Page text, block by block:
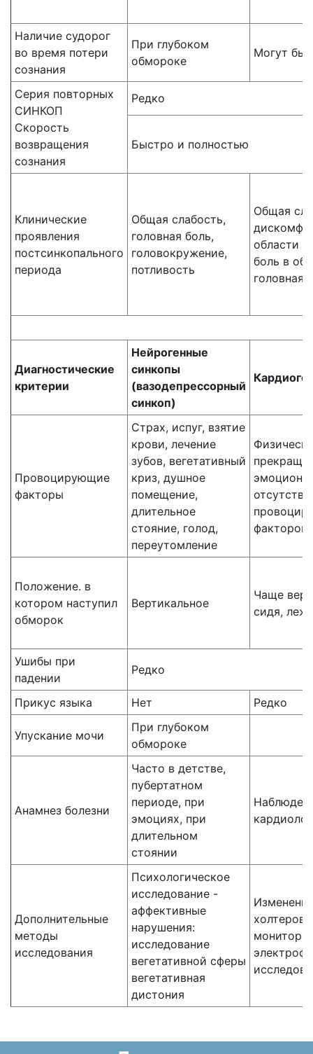
Наличие судорог
во время потери
сознания
При глубоком
обмороке
Могут
Серия повторных
СИНКОП
Скорость
возвращения
сознания
Редко
Быстро и полностью
Клинические
проявления
постсинкопального
периода
Общая слабость,
головная боль,
головокружение,
потливость
Общая
области
боль в
головная
Диагностические
критерии
Нейрогенные
синкопы
(вазодепрессорный
синкоп)
Провоцирующие
факторы
Страх, испуг, взятие
крови, лечение
зубов, вегетативный
криз, душное
помещение,
длительное
стояние, голод,
переутомление
факторов
Положение. в
котором наступил
обморок
Вертикальное
Чаще
сидя,
Ушибы при
падении
Редко
Прикус языка Нет Редко
Упускание мочи
При глубоком
обмороке
Анамнез болезни
Часто в детстве,
пубертатном
периоде, при
эмоциях, при
длительном
стоянии
Дополнительные
методы
исследования
Психологическое
исследование -
аффективные
нарушения:
исследование
вегетативной сферы
вегетативная
дистония